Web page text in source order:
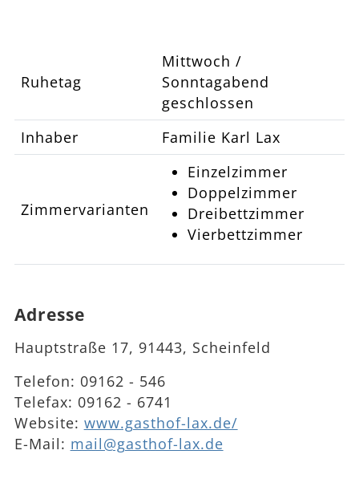
Ruhetag
Mittwoch /
Sonntagabend
geschlossen
Inhaber
Familie Karl Lax
Zimmervarianten
Einzelzimmer
Doppelzimmer
Dreibettzimmer
Vierbettzimmer
Adresse
Hauptstraße 17, 91443, Scheinfeld
Telefon: 09162 - 546
Telefax: 09162 - 6741
Website: www.gasthof-lax.de/
E-Mail: mail@gasthof-lax.de